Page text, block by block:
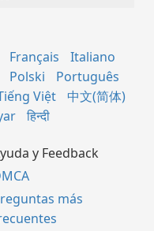
Français
Italiano
Polski
Português
Việt
中文(简体)
हिन्दी
y Feedback
más